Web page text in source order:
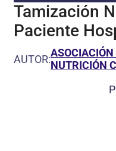
Tamización
Paciente
AUTOR:NUTRICIÓN